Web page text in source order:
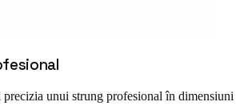
precizia unui strung profesional în dimensiuni